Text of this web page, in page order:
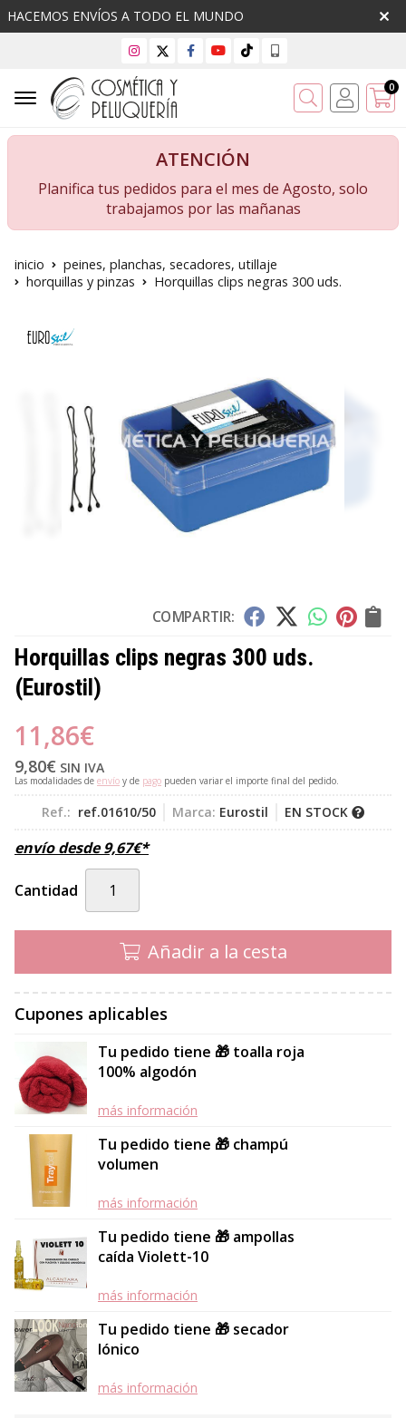
HACEMOS ENVÍOS A TODO EL MUNDO
Buscar 0
ATENCIÓN
Planifica tus pedidos para el mes de Agosto, solo
trabajamos por las mañanas
inicio
peines, planchas, secadores, utillaje
horquillas y pinzas
Horquillas clips negras 300 uds.
COMPARTIR:
Horquillas clips negras 300 uds.
(Eurostil)
11,86€
9,80€ SIN IVA
Las modalidades de envío y de pago pueden variar el importe final del pedido.
Ref.: ref.01610/50 Marca: Eurostil EN STOCK
envío desde9,67€*
Cantidad
Añadir a la cesta
Cupones aplicables
Tu pedido tiene 🎁 toalla roja
100% algodón
más información
Tu pedido tiene 🎁 champú
volumen
más información
Tu pedido tiene 🎁 ampollas
caída Violett-10
más información
Tu pedido tiene 🎁 secador
Iónico
más información